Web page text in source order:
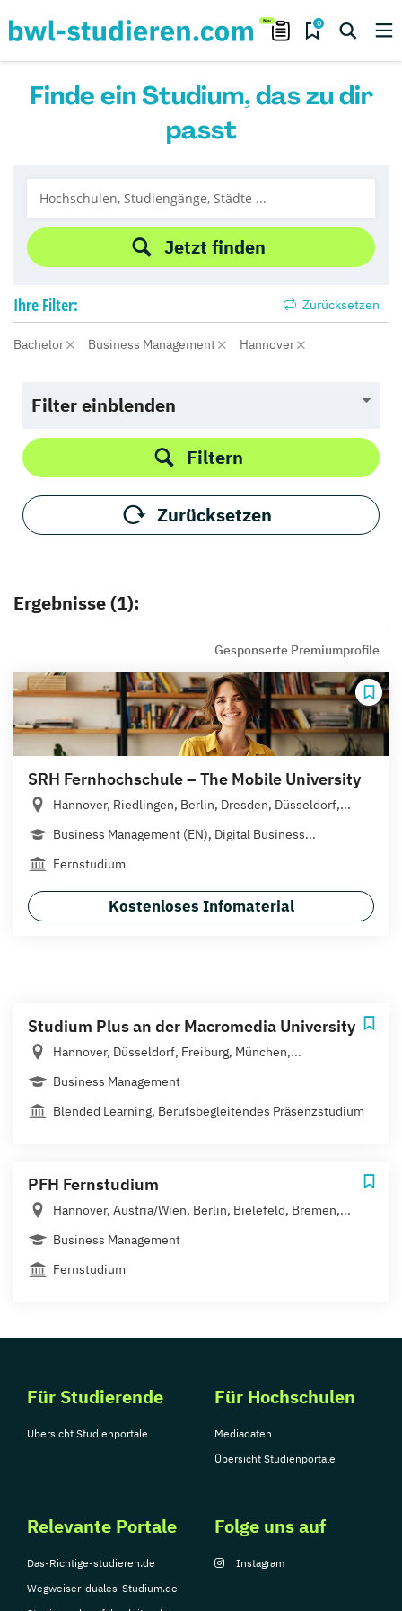
0
Finde ein Studium, das zu dir
passt
Jetzt finden
Ihre Filter: Zurücksetzen
Bachelor Business Management Hannover
Filter einblenden
Filtern
Zurücksetzen
Ergebnisse (1):
Gesponserte Premiumprofile
SRH Fernhochschule – The Mobile University
Hannover, Riedlingen, Berlin, Dresden, Düsseldorf,...
Business Management (EN), Digital Business...
Fernstudium
Kostenloses Infomaterial
Studium Plus an der Macromedia University
Hannover, Düsseldorf, Freiburg, München,...
Business Management
Blended Learning, Berufsbegleitendes Präsenzstudium
PFH Fernstudium
Hannover, Austria/Wien, Berlin, Bielefeld, Bremen,...
Business Management
Fernstudium
Für Studierende
Übersicht Studienportale
Für Hochschulen
Mediadaten
Übersicht Studienportale
Relevante Portale
Das-Richtige-studieren.de
Wegweiser-duales-Studium.de
Folge uns auf
Instagram